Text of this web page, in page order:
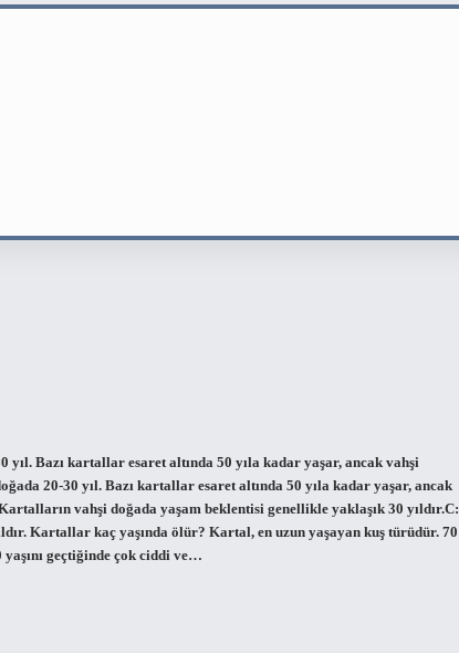
Bazı kartallar esaret altında 50 yıla kadar yaşar, ancak vahşi
20-30 yıl. Bazı kartallar esaret altında 50 yıla kadar yaşar, ancak
vahşi doğada yaşam beklentisi genellikle yaklaşık 30 yıldır.C:
Kartallar kaç yaşında ölür? Kartal, en uzun yaşayan kuş türüdür. 70
geçtiğinde çok ciddi ve…